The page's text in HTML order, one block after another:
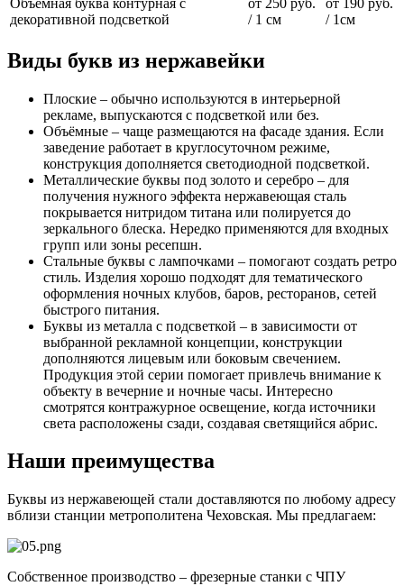
декоративной подсветкой
/ 1 см
/ 1см
Виды букв из нержавейки
Плоские – обычно используются в интерьерной
рекламе, выпускаются с подсветкой или без.
Объёмные – чаще размещаются на фасаде здания. Если
заведение работает в круглосуточном режиме,
конструкция дополняется светодиодной подсветкой.
Металлические буквы под золото и серебро – для
получения нужного эффекта нержавеющая сталь
покрывается нитридом титана или полируется до
зеркального блеска. Нередко применяются для входных
групп или зоны ресепшн.
Стальные буквы с лампочками – помогают создать ретро
стиль. Изделия хорошо подходят для тематического
оформления ночных клубов, баров, ресторанов, сетей
быстрого питания.
Буквы из металла с подсветкой – в зависимости от
выбранной рекламной концепции, конструкции
дополняются лицевым или боковым свечением.
Продукция этой серии помогает привлечь внимание к
объекту в вечерние и ночные часы. Интересно
смотрятся контражурное освещение, когда источники
света расположены сзади, создавая светящийся абрис.
Наши преимущества
Буквы из нержавеющей стали доставляются по любому адресу
вблизи станции метрополитена Чеховская. Мы предлагаем:
Собственное производство – фрезерные станки с ЧПУ